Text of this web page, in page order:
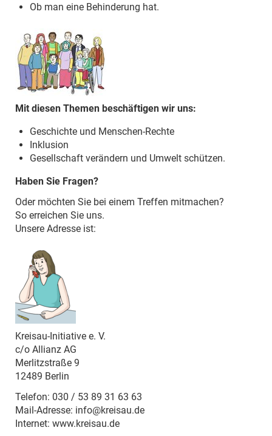
Ob man eine Behinderung hat.
Mit diesen Themen beschäftigen wir uns:
Geschichte und Menschen-Rechte
Inklusion
Gesellschaft verändern und Umwelt schützen.
Haben Sie Fragen?
Oder möchten Sie bei einem Treffen mitmachen?
So erreichen Sie uns.
Unsere Adresse ist:
Kreisau-Initiative e. V.
c/o Allianz AG
Merlitzstraße 9
12489 Berlin
Telefon: 030 / 53 89 31 63 63
Mail-Adresse: info@kreisau.de
Internet: www.kreisau.de